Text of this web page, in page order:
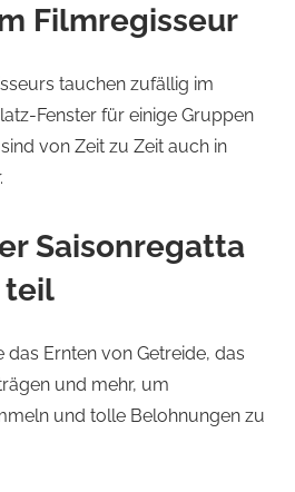
Filmregisseur
tauchen zufällig im
Fenster für einige Gruppen
von Zeit zu Zeit auch in
Saisonregatta
teil
Ernten von Getreide, das
und mehr, um
und tolle Belohnungen zu